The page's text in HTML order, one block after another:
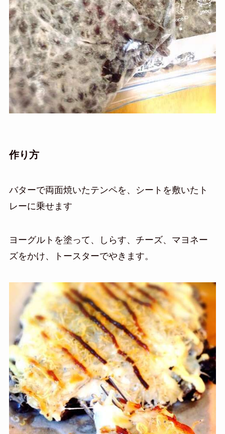
作り方
バターで両面焼いたテンペを、シートを敷いたト
レーに乗せます
ヨーグルトを塗って、しらす、チーズ、マヨネー
ズをかけ、トースターでやきます。